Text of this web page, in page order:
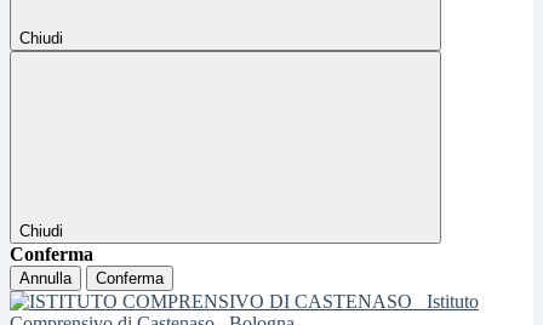
Chiudi
Chiudi
Conferma
Annulla Conferma
Istituto